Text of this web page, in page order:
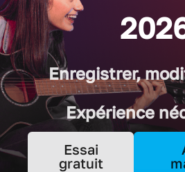
Enregistrer,
Expérience
Essai
gratuit